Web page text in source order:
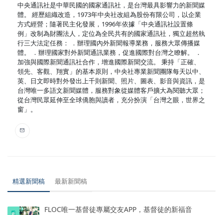
中央通訊社是中華民國的國家通訊社，是台灣最具影響力的新聞媒
體。 經歷組織改造，1973年中央社改組為股份有限公司，以企業
方式經營；隨著民主化發展，1996年依據「中央通訊社設置條
例」改制為財團法人，定位為全民共有的國家通訊社，獨立超然執
行三大法定任務： ．辦理國內外新聞報導業務，服務大眾傳播媒
體。 ．辦理國家對外新聞通訊業務，促進國際對台灣之瞭解。 ．
加強與國際新聞通訊社合作，增進國際新聞交流。 秉持「正確、
領先、客觀、翔實」的基本原則，中央社專業新聞團隊每天以中、
英、日文即時對外發出上千則新聞、照片、圖表、影音與資訊，是
台灣唯一多語文新聞媒體，服務對象從媒體客戶擴大為閱聽大眾；
從台灣民眾延伸至全球僑胞與讀者，充分扮演「台灣之眼，世界之
窗」。
精選新聞稿 最新新聞稿
FLOC唯一基督徒專屬交友APP，基督徒的新福音